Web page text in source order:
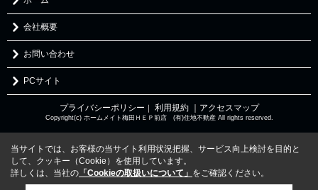
会社概要
お問い合わせ
PCサイト
プライバシーポリシー ｜ 利用規約 ｜アクセスマップ
Copyright(c) ホームメイト梅田ＨＥＰ前店 (有)住地不動産 All rights reserved.
当サイトでは、お客様の当サイト利用状況把握、サービス向上検討を目的と
して、クッキー（Cookie）を使用しています。
詳しくは、当社の 「Cookieの取扱いについて」 をご確認ください。